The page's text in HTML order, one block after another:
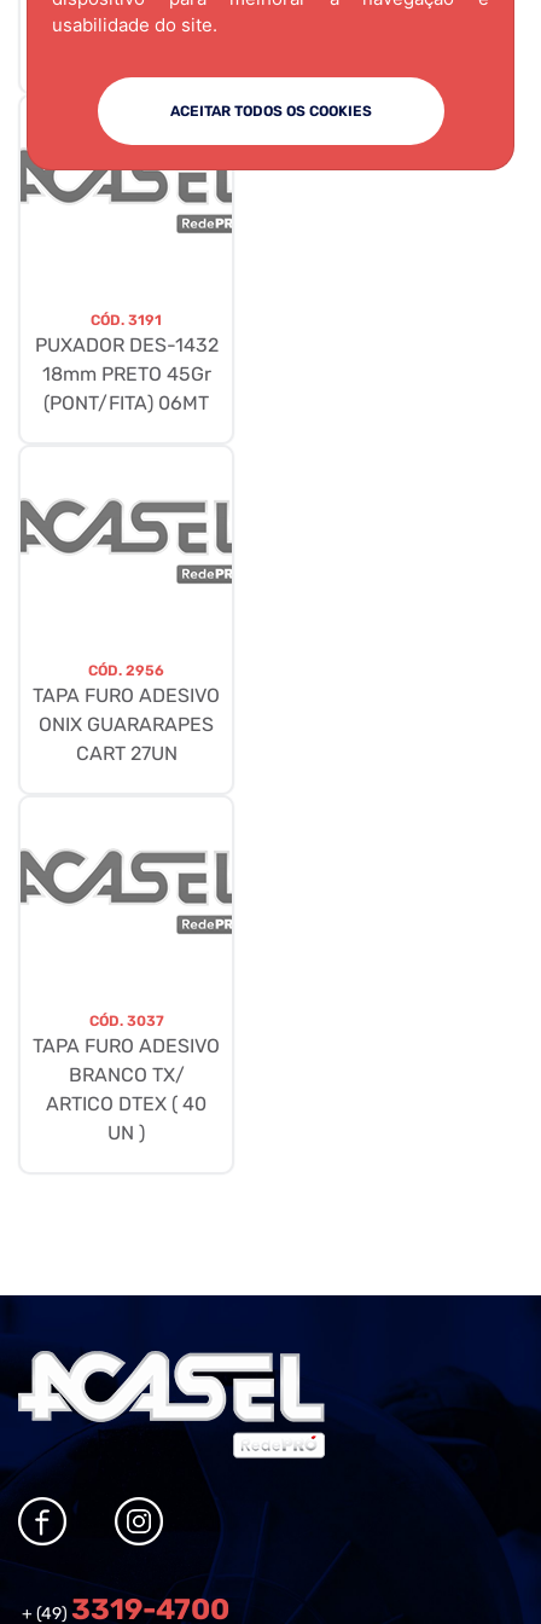
usabilidade do site.
ACEITAR TODOS OS COOKIES
525X440 GRAFITE-
CÓD. 3191
PUXADOR DES-1432
18mm PRETO 45Gr
(PONT/FITA) 06MT
CÓD. 2956
TAPA FURO ADESIVO
ONIX GUARARAPES
CART 27UN
CÓD. 3037
TAPA FURO ADESIVO
BRANCO TX/
ARTICO DTEX ( 40
UN )
+ (49) 3319-4700